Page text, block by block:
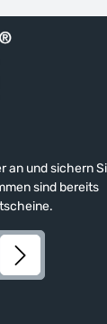
an und sichern
sind bereits